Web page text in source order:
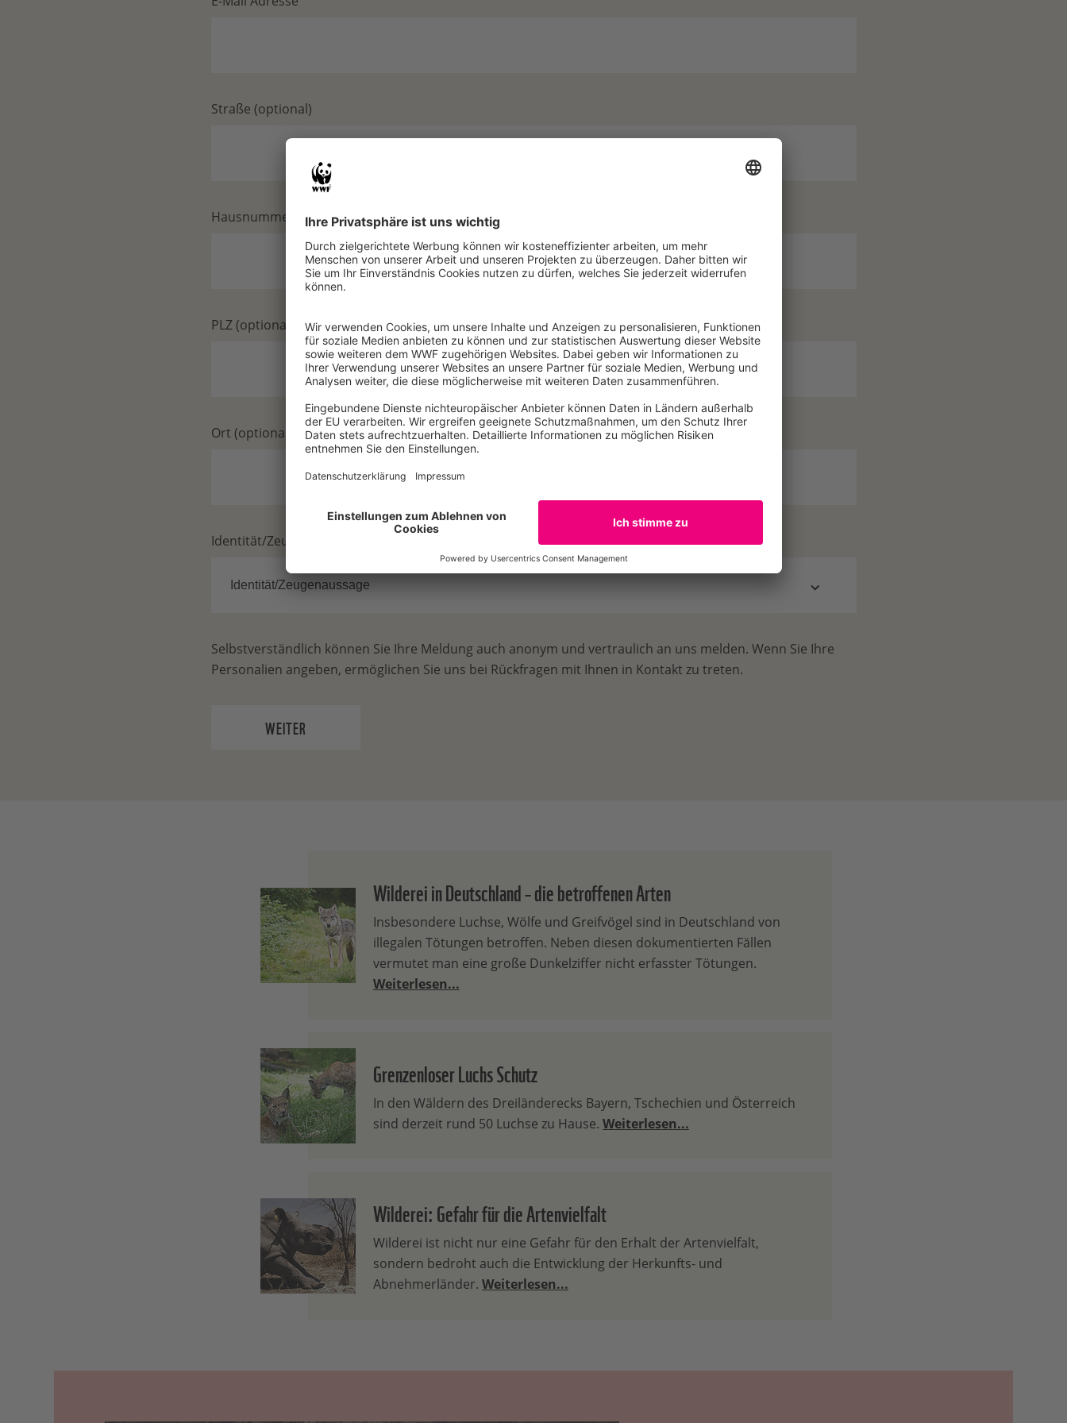
Straße (optional)
Hausnummer (optional)
PLZ (optional)
Ort (optional)
Identität/Zeugenaussage (optional)
Selbstverständlich können Sie Ihre Meldung auch anonym und vertraulich an uns melden. Wenn Sie Ihre
Personalien angeben, ermöglichen Sie uns bei Rückfragen mit Ihnen in Kontakt zu treten.
WEITER
Wilderei in Deutschland – die betroffenen Arten
Insbesondere Luchse, Wölfe und Greifvögel sind in Deutschland von
illegalen Tötungen betroffen. Neben diesen dokumentierten Fällen
vermutet man eine große Dunkelziffer nicht erfasster Tötungen.
Weiterlesen...
Grenzenloser Luchs Schutz
In den Wäldern des Dreiländerecks Bayern, Tschechien und Österreich
sind derzeit rund 50 Luchse zu Hause. Weiterlesen...
Wilderei: Gefahr für die Artenvielfalt
Wilderei ist nicht nur eine Gefahr für den Erhalt der Artenvielfalt,
sondern bedroht auch die Entwicklung der Herkunfts- und
Abnehmerländer. Weiterlesen...